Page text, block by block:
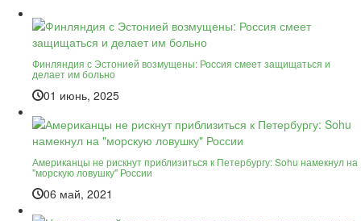
Финляндия с Эстонией возмущены: Россия смеет защищаться и
делает им больно
01 июнь, 2025
Американцы не рискнут приблизиться к Петербургу: Sohu намекнул на
"морскую ловушку" России
06 май, 2021